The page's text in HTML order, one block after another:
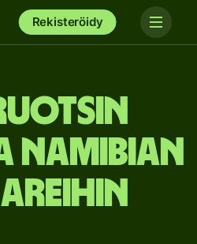
Rekisteröidy
Namibian